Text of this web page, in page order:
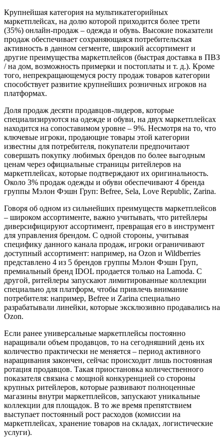
Крупнейшая категория на мультикатегорийных
маркетплейсах, на долю которой приходится более трети
(35%) онлайн-продаж – одежда и обувь. Высокие показатели
продаж обеспечивает сохраняющаяся потребительская
активность в данном сегменте, широкий ассортимент и
другие преимущества маркетплейсов (быстрая доставка в ПВЗ
/ на дом, возможность примерки и постоплаты и т. д.). Кроме
того, непрекращающемуся росту продаж товаров категории
способствует развитие крупнейших розничных игроков на
платформах.
Доля продаж десяти продавцов-лидеров, которые
специализируются на одежде и обуви, на двух маркетплейсах
находится на сопоставимом уровне – 9%. Несмотря на то, что
ключевые игроки, продающие товары этой категории
известны для потребителя, покупатели предпочитают
совершать покупку любимых брендов по более выгодным
ценам через официальные страницы ритейлеров на
маркетплейсах, которые подтверждают их оригинальность.
Около 3% продаж одежды и обуви обеспечивают 4 бренда
группы Мэлон Фэшн Груп: Befree, Sela, Love Republic, Zarina.
Говоря об одном из сильнейших преимуществ маркетплейсов
– широком ассортименте, важно учитывать, что ритейлеры
диверсифицируют ассортимент, превращая его в инструмент
для управления брендом. С одной стороны, учитывая
специфику данного канала продаж, игроки ограничивают
доступный ассортимент: например, на Ozon и Wildberries
представлено 4 из 5 брендов группы Мэлон Фэшн Груп,
премиальный бренд IDOL продается только на Lamoda. С
другой, ритейлеры запускают лимитированные коллекции
специально для платформ, чтобы привлечь внимание
потребителя: например, Befree и Zarina специально
разрабатывали линейки, которые эксклюзивно продавались на
Ozon.
Если ранее универсальные маркетплейсы постоянно
наращивали объем продавцов, то на сегодняшний день их
количество практически не меняется – период активного
наращивания закончен, сейчас происходит лишь постоянная
ротация продавцов. Такая приостановка количественного
показателя связана с мощной конкуренцией со стороны
крупных ритейлеров, которые развивают полноценные
магазины внутри маркетплейсов, запускают уникальные
коллекции для площадок. В то же время препятствием
выступает постоянный рост расходов (комиссии на
маркетплейсах, хранение товаров на складах, логистические
услуги).